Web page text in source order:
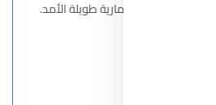
وتحقق قيمة استثمارية طويلة الأمد.